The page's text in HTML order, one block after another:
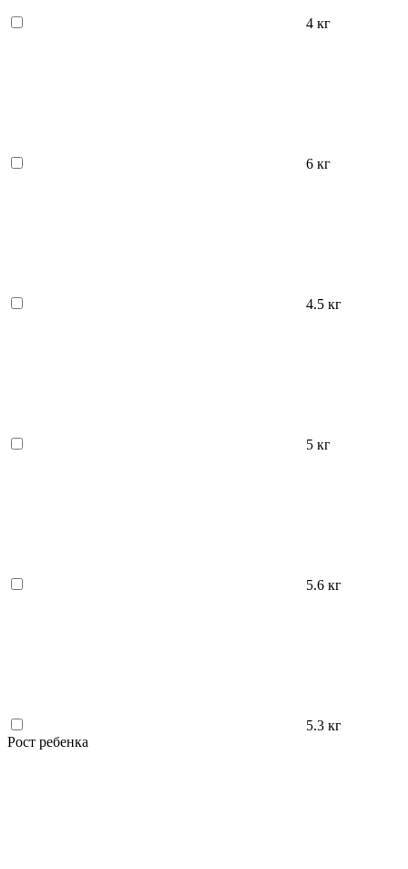
4 кг
6 кг
4.5 кг
5 кг
5.6 кг
5.3 кг
Рост ребенка